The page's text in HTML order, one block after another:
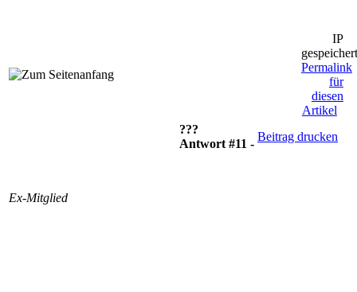
IP
gespeichert
Permalink
für
diesen
Artikel
Ex-Mitglied
???
Antwort #11 -
Beitrag drucken